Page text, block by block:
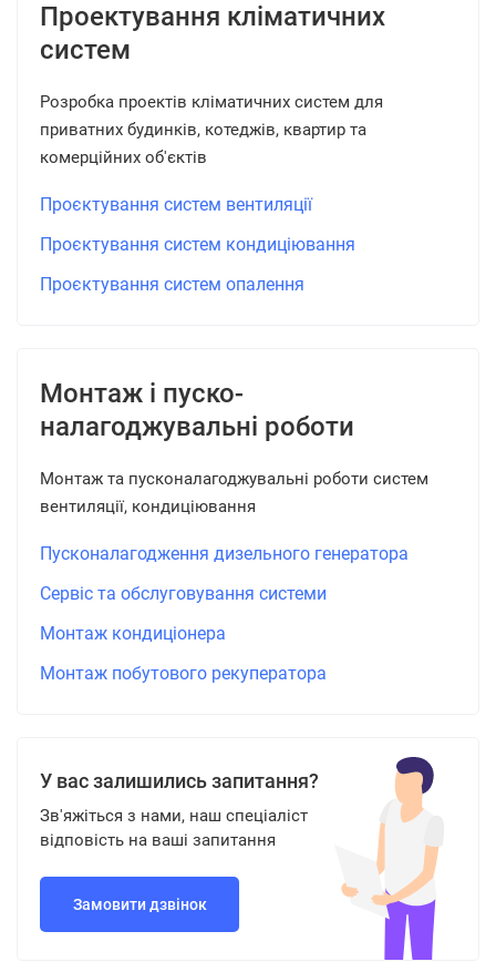
Проектування кліматичних
систем
Розробка проектів кліматичних систем для
приватних будинків, котеджів, квартир та
комерційних об'єктів
Проєктування систем вентиляції
Проєктування систем кондиціювання
Проєктування систем опалення
Монтаж і пуско-
налагоджувальні роботи
Монтаж та пусконалагоджувальні роботи систем
вентиляції, кондиціювання
Пусконалагодження дизельного генератора
Сервіс та обслуговування системи
Монтаж кондиціонера
Монтаж побутового рекуператора
У вас залишились запитання?
Зв'яжіться з нами, наш спеціаліст
відповість на ваші запитання
Замовити дзвінок